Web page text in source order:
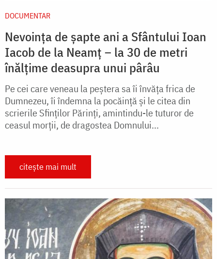
DOCUMENTAR
Nevoința de șapte ani a Sfântului Ioan
Iacob de la Neamț – la 30 de metri
înălțime deasupra unui pârâu
Pe cei care veneau la peștera sa îi învăţa frica de
Dumnezeu, îi îndemna la pocăinţă și le citea din
scrierile Sfinţilor Părinţi, amintindu-le tuturor de
ceasul morţii, de dragostea Domnului...
citește mai mult